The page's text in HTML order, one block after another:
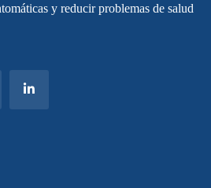
y reducir problemas de salud